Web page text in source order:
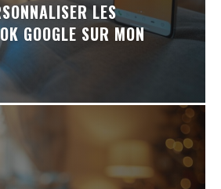
LES
GOOGLE SUR MON